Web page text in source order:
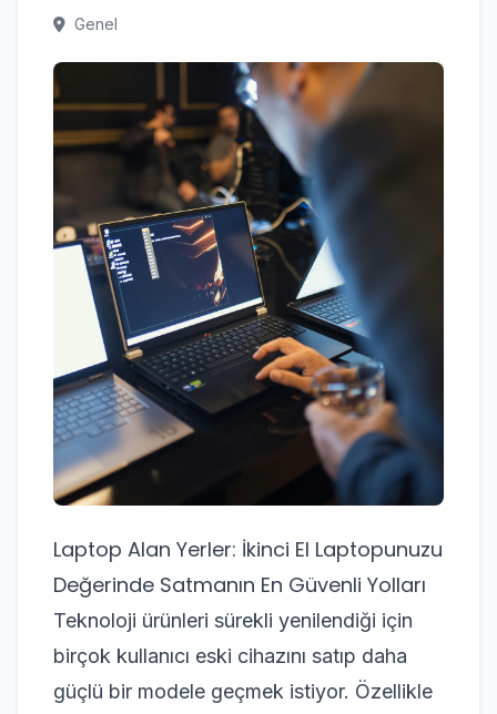
Genel
Laptop Alan Yerler: İkinci El Laptopunuzu
Değerinde Satmanın En Güvenli Yolları
Teknoloji ürünleri sürekli yenilendiği için
birçok kullanıcı eski cihazını satıp daha
güçlü bir modele geçmek istiyor. Özellikle